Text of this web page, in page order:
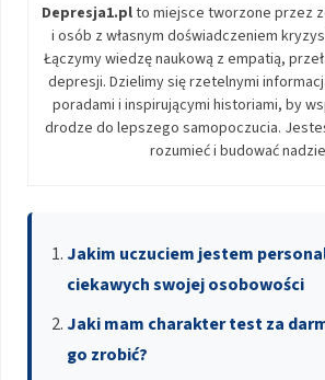
Depresja1.plto miejsce tworzone przez
i osób z własnym doświadczeniem
Łączymy wiedzę naukową z empatią,
depresji. Dzielimy się rzetelnymi
poradami i inspirującymi historiami, by
drodze do lepszego samopoczucia.
rozumieć i budować
Jakim uczuciem jestem
ciekawych swojej osobowości
Jaki mam charakter test za
go zrobić?